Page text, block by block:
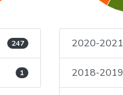
247
1
2020-2021
2018-2019